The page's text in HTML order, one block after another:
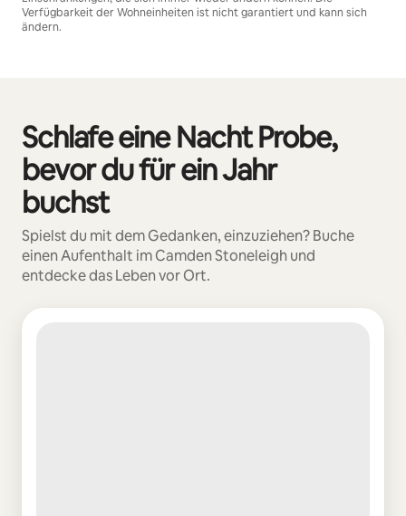
Verfügbarkeit der Wohneinheiten ist nicht garantiert und kann sich
ändern.
Schlafe eine Nacht Probe,
bevor du für ein Jahr
buchst
Spielst du mit dem Gedanken, einzuziehen? Buche
einen Aufenthalt im Camden Stoneleigh und
entdecke das Leben vor Ort.
0 von 0 Artikeln